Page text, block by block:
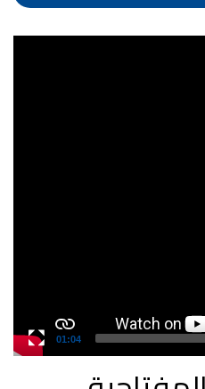
شركات دهانات في الاردن
01:04